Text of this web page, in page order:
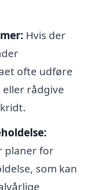
Hvis der
ofte udføre
rådgive
planer for
som kan